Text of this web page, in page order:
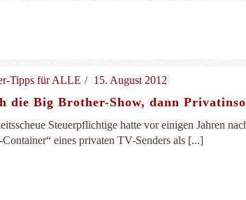
Tipps für ALLE 15. August 2012
Big Brother-Show, dann
Steuerpflichtige hatte vor einigen Jahren
eines privaten TV-Senders als [...]